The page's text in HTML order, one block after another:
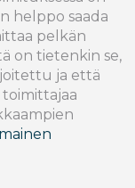
helppo saada
pelkän
on tietenkin se,
ja että